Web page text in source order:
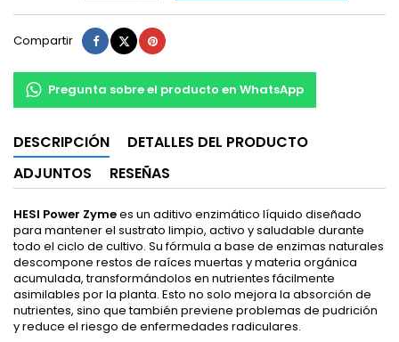
Compartir Compartir
TuitearPinterest
Pregunta sobre el producto en WhatsApp
DESCRIPCIÓN
DETALLES DEL PRODUCTO
ADJUNTOS
RESEÑAS
HESI Power Zymees un aditivo enzimático líquido diseñado
para mantener el sustrato limpio, activo y saludable durante
todo el ciclo de cultivo. Su fórmula a base de enzimas naturales
descompone restos de raíces muertas y materia orgánica
acumulada, transformándolos en nutrientes fácilmente
asimilables por la planta. Esto no solo mejora la absorción de
nutrientes, sino que también previene problemas de pudrición
y reduce el riesgo de enfermedades radiculares.